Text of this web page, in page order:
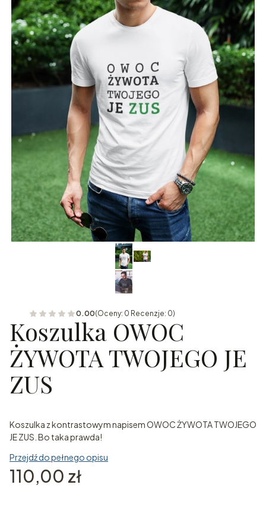
0.00(Oceny: 0 Recenzje: 0)
Koszulka OWOC
ŻYWOTA TWOJEGO JE
ZUS
Koszulka z kontrastowym napisem OWOC ŻYWOTA TWOJEGO
JE ZUS. Bo taka prawda!
Przejdź do pełnego opisu
Cena
110,00 zł